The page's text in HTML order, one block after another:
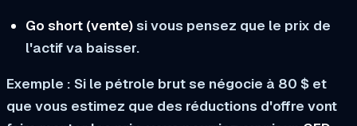
Go short (vente)si vous pensez que le prix de
l'actif va baisser.
Exemple : Si le pétrole brut se négocie à 80 $ et
que vous estimez que des réductions d'offre vont